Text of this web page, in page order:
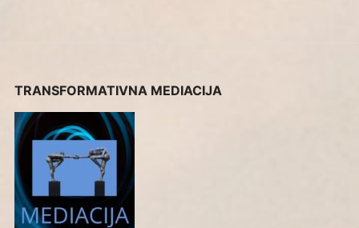
TRANSFORMATIVNA MEDIACIJA